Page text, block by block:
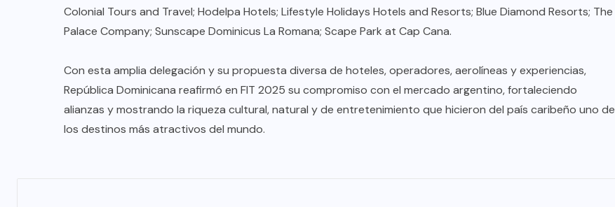
Colonial Tours and Travel; Hodelpa Hotels; Lifestyle Holidays Hotels and Resorts; Blue Diamond Resorts; The
Palace Company; Sunscape Dominicus La Romana; Scape Park at Cap Cana.
Con esta amplia delegación y su propuesta diversa de hoteles, operadores, aerolíneas y experiencias,
República Dominicana reafirmó en FIT 2025 su compromiso con el mercado argentino, fortaleciendo
alianzas y mostrando la riqueza cultural, natural y de entretenimiento que hicieron del país caribeño uno de
los destinos más atractivos del mundo.